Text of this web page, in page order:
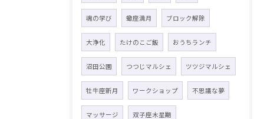
魂の学び 蠍座満月 ブロック解除
大浄化 たけのこご飯 おうちランチ
沼田公園 つつじマルシェ ツツジマルシェ
牡牛座新月 ワークショップ 不思議な夢
マッサージ 双子座木星期